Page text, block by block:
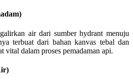
air dari sumber hydrant menuju
terbuat dari bahan kanvas tebal dan
vital dalam proses pemadaman api.